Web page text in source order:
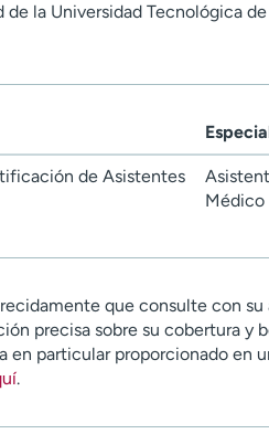
la Universidad Tecnológica
de Asistentes
Médico
que consulte con su
precisa sobre su cobertura y
en particular proporcionado en
.